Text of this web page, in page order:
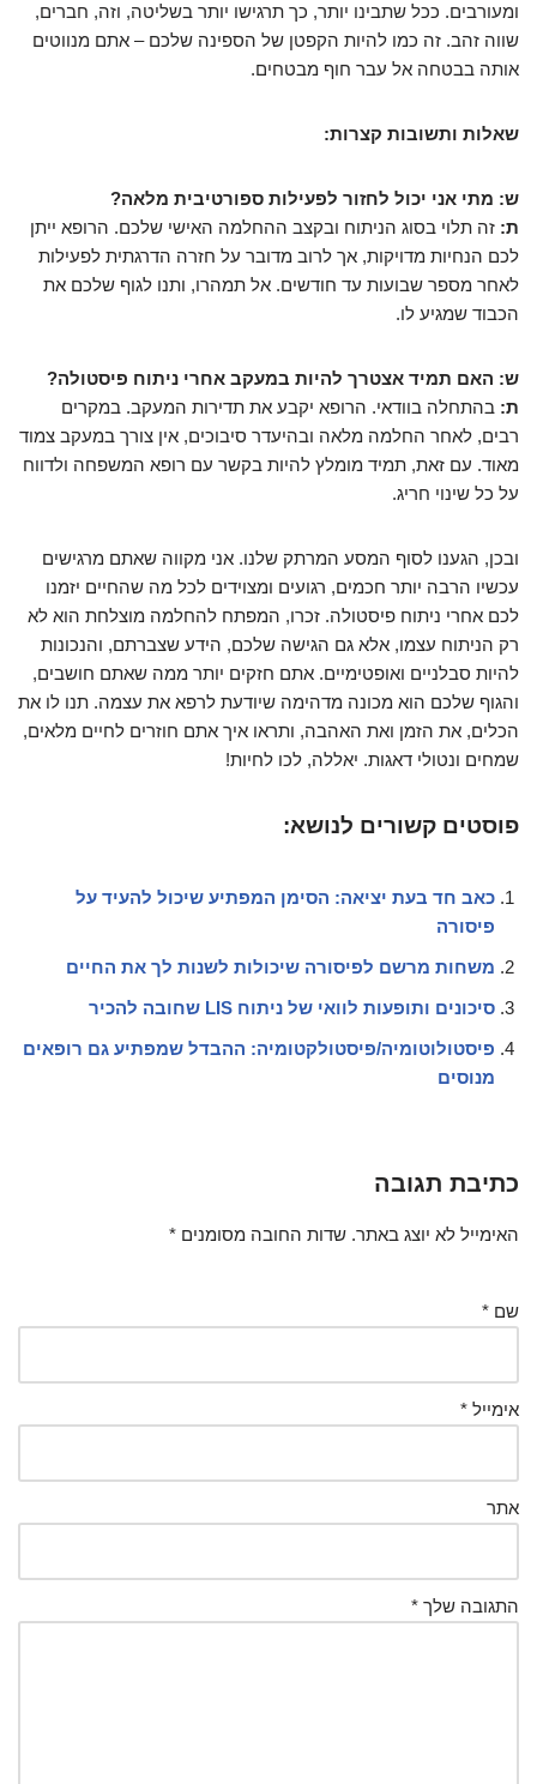
ומעורבים. ככל שתבינו יותר, כך תרגישו יותר בשליטה, וזה, חברים,
שווה זהב. זה כמו להיות הקפטן של הספינה שלכם – אתם מנווטים
אותה בבטחה אל עבר חוף מבטחים.
שאלות ותשובות קצרות:
ש: מתי אני יכול לחזור לפעילות ספורטיבית מלאה?
ת: זה תלוי בסוג הניתוח ובקצב ההחלמה האישי שלכם. הרופא ייתן
לכם הנחיות מדויקות, אך לרוב מדובר על חזרה הדרגתית לפעילות
לאחר מספר שבועות עד חודשים. אל תמהרו, ותנו לגוף שלכם את
הכבוד שמגיע לו.
ש: האם תמיד אצטרך להיות במעקב אחרי ניתוח פיסטולה?
ת: בהתחלה בוודאי. הרופא יקבע את תדירות המעקב. במקרים
רבים, לאחר החלמה מלאה ובהיעדר סיבוכים, אין צורך במעקב צמוד
מאוד. עם זאת, תמיד מומלץ להיות בקשר עם רופא המשפחה ולדווח
על כל שינוי חריג.
ובכן, הגענו לסוף המסע המרתק שלנו. אני מקווה שאתם מרגישים
עכשיו הרבה יותר חכמים, רגועים ומצוידים לכל מה שהחיים יזמנו
לכם אחרי ניתוח פיסטולה. זכרו, המפתח להחלמה מוצלחת הוא לא
רק הניתוח עצמו, אלא גם הגישה שלכם, הידע שצברתם, והנכונות
להיות סבלניים ואופטימיים. אתם חזקים יותר ממה שאתם חושבים,
והגוף שלכם הוא מכונה מדהימה שיודעת לרפא את עצמה. תנו לו את
הכלים, את הזמן ואת האהבה, ותראו איך אתם חוזרים לחיים מלאים,
שמחים ונטולי דאגות. יאללה, לכו לחיות!
פוסטים קשורים לנושא:
כאב חד בעת יציאה: הסימן המפתיע שיכול להעיד על
פיסורה
משחות מרשם לפיסורה שיכולות לשנות לך את החיים
סיכונים ותופעות לוואי של ניתוח LIS שחובה להכיר
פיסטולוטומיה/פיסטולקטומיה: ההבדל שמפתיע גם רופאים
מנוסים
כתיבת תגובה
האימייל לא יוצג באתר. שדות החובה מסומנים *
שם *
אימייל *
אתר
התגובה שלך *